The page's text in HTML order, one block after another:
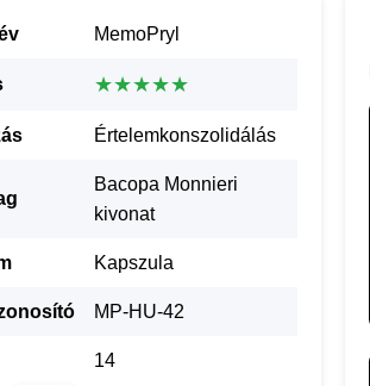
MemoPryl
★★★★★
Értelemkonszolidálás
Bacopa Monnieri
kivonat
Kapszula
MP-HU-42
14